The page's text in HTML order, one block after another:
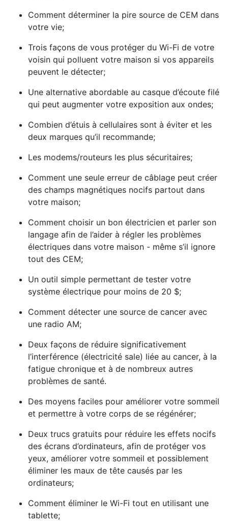
Comment déterminer la pire source de CEM dans
votre vie;
Trois façons de vous protéger du Wi-Fi de votre
voisin qui polluent votre maison si vos appareils
peuvent le détecter;
Une alternative abordable au casque d’écoute filé
qui peut augmenter votre exposition aux ondes;
Combien d’étuis à cellulaires sont à éviter et les
deux marques qu’il recommande;
Les modems/routeurs les plus sécuritaires;
Comment une seule erreur de câblage peut créer
des champs magnétiques nocifs partout dans
votre maison;
Comment choisir un bon électricien et parler son
langage afin de l’aider à régler les problèmes
électriques dans votre maison - même s’il ignore
tout des CEM;
Un outil simple permettant de tester votre
système électrique pour moins de 20 $;
Comment détecter une source de cancer avec
une radio AM;
Deux façons de réduire significativement
l’interférence (électricité sale) liée au cancer, à la
fatigue chronique et à de nombreux autres
problèmes de santé.
Des moyens faciles pour améliorer votre sommeil
et permettre à votre corps de se régénérer;
Deux trucs gratuits pour réduire les effets nocifs
des écrans d’ordinateurs, afin de protéger vos
yeux, améliorer votre sommeil et possiblement
éliminer les maux de tête causés par les
ordinateurs;
Comment éliminer le Wi-Fi tout en utilisant une
tablette;